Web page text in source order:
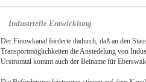
Industrielle Entwicklung
Der Finowkanal förderte dadurch, daß an den
Transportmöglichkeiten die Ansiedelung von
Urstromtal kommt auch der Beiname für